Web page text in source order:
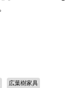
広葉樹家具